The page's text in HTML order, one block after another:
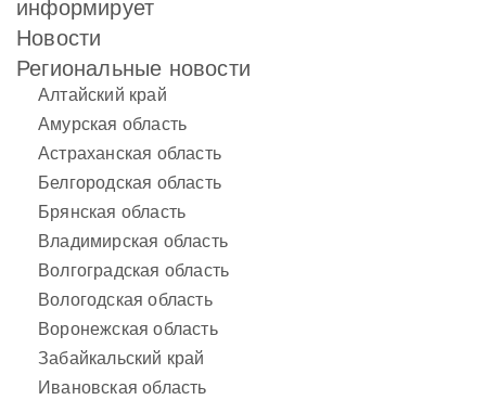
Новости
Региональные новости
Алтайский край
Амурская область
Астраханская область
Белгородская область
Брянская область
Владимирская область
Волгоградская область
Вологодская область
Воронежская область
Забайкальский край
Ивановская область